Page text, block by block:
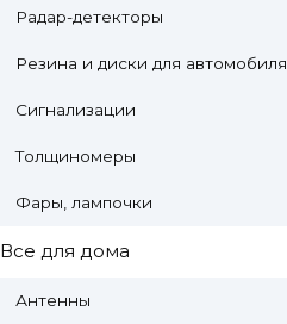
Радар-детекторы
Резина и диски для автомобиля
Сигнализации
Толщиномеры
Фары, лампочки
Все для дома
Антенны